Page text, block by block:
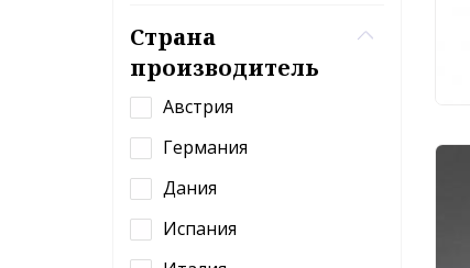
Страна
производитель
Австрия
Германия
Дания
Испания